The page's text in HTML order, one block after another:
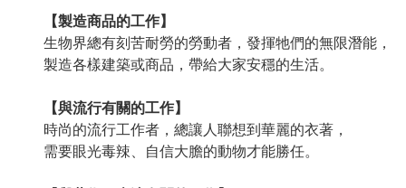
【製造商品的工作】
生物界總有刻苦耐勞的勞動者，發揮牠們的無限潛能，
製造各樣建築或商品，帶給大家安穩的生活。
【與流行有關的工作】
時尚的流行工作者，總讓人聯想到華麗的衣著，
需要眼光毒辣、自信大膽的動物才能勝任。